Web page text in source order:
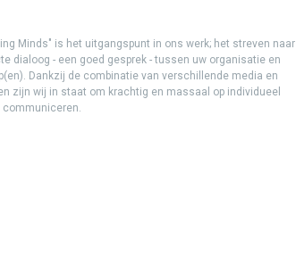
Minds" is het uitgangspunt in ons werk; het streven naar
dialoog - een goed gesprek - tussen uw organisatie en
Dankzij de combinatie van verschillende media en
zijn wij in staat om krachtig en massaal op individueel
communiceren.